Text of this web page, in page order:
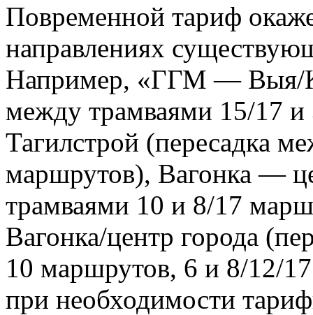
Повременной тариф
направлениях
Например, «ГГМ — Выя/
между трамваями 15/17
Тагилстрой (пересадка
маршрутов), Вагонка —
трамваями 10 и 8/17
Вагонка/центр города
10 маршрутов, 6 и 8/12/
при необходимости